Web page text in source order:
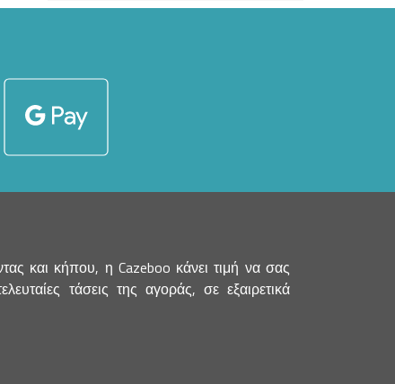
και κήπου, η Cazeboo κάνει τιμή να σας
τάσεις της αγοράς, σε εξαιρετικά